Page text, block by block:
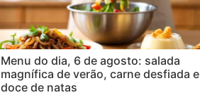
Menu do dia, 6 de agosto: salada
magnífica de verão, carne desfiada e
doce de natas